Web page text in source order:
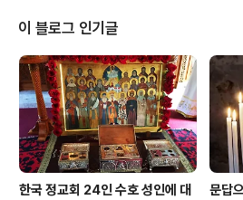
한 진정한 의미의 사랑이 없었다. 그들은 그들의 문
을 하느님께 맡기려는 의지가 조금도 없는 사람들이
모두가 자기 손으로 해결하던지 자기 주변 사람이
주던지 해야 한다고 믿고 있었다. 그리고 무슨 일이
면 그것을 남의 탓으로 돌렸다. 그들은 어떤 일이던
께 영광 돌리려고 하지 않을 뿐만 아..
이 블로그 인기글
한국 정교회 24인 수호 성인에 대
문답